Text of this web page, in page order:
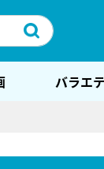
バラエ